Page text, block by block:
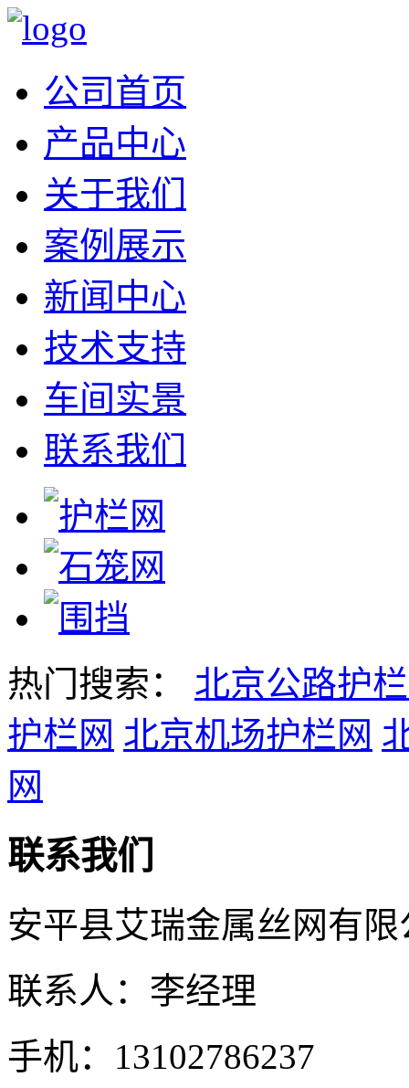
公司首页
产品中心
关于我们
案例展示
新闻中心
技术支持
车间实景
联系我们
热门搜索： 北京公路护
护栏网 北京机场护栏网
网
联系我们
安平县艾瑞金属丝网有限
联系人：李经理
手机：13102786237